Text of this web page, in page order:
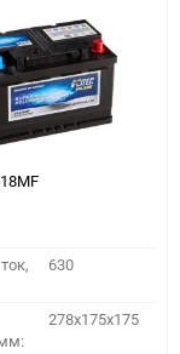
630
278x175x175